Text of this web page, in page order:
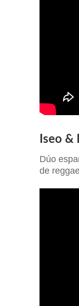
Iseo &
Dúo
de